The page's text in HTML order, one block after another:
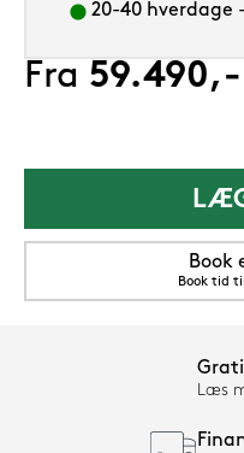
20-40 hverdage
Fra 59.490,-
Book
Book tid
Læs